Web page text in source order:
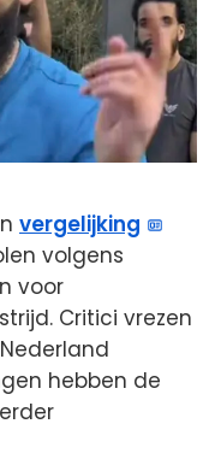
vergelijking
volgens
voor
Critici vrezen
hebben de